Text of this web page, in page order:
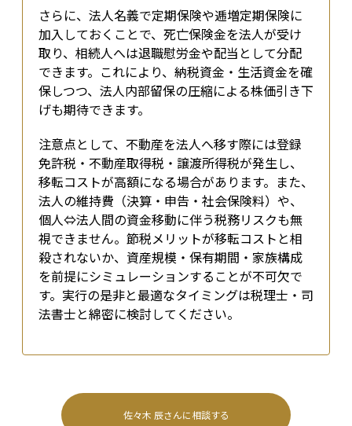
さらに、法人名義で定期保険や逓増定期保険に
加入しておくことで、死亡保険金を法人が受け
取り、相続人へは退職慰労金や配当として分配
できます。これにより、納税資金・生活資金を確
保しつつ、法人内部留保の圧縮による株価引き下
げも期待できます。
注意点として、不動産を法人へ移す際には登録
免許税・不動産取得税・譲渡所得税が発生し、
移転コストが高額になる場合があります。また、
法人の維持費（決算・申告・社会保険料）や、
個人⇔法人間の資金移動に伴う税務リスクも無
視できません。節税メリットが移転コストと相
殺されないか、資産規模・保有期間・家族構成
を前提にシミュレーションすることが不可欠で
す。実行の是非と最適なタイミングは税理士・司
法書士と綿密に検討してください。
佐々木 辰さんに相談する